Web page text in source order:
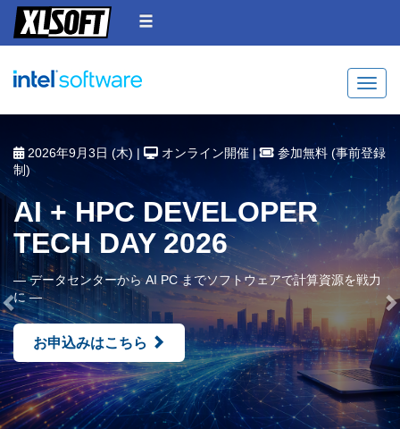
2026年9月3日 (木) | オンライン開催 |
参加無料 (事前登録
制)
AI + HPC DEVELOPER
TECH DAY 2026
― データセンターから AI PC までソフトウェアで計算資源を戦力
に ―
お申込みはこちら